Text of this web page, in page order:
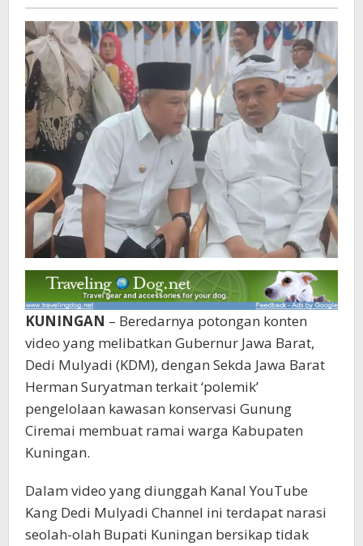
Itu
Beda
Konteks!‎‎
KUNINGAN – Beredarnya potongan konten
video yang melibatkan Gubernur Jawa Barat,
Dedi Mulyadi (KDM), dengan Sekda Jawa Barat
Herman Suryatman terkait ‘polemik’
pengelolaan kawasan konservasi Gunung
Ciremai membuat ramai warga Kabupaten
Kuningan.‎‎
Dalam video yang diunggah Kanal YouTube
Kang Dedi Mulyadi Channel ini terdapat narasi
seolah-olah Bupati Kuningan bersikap tidak